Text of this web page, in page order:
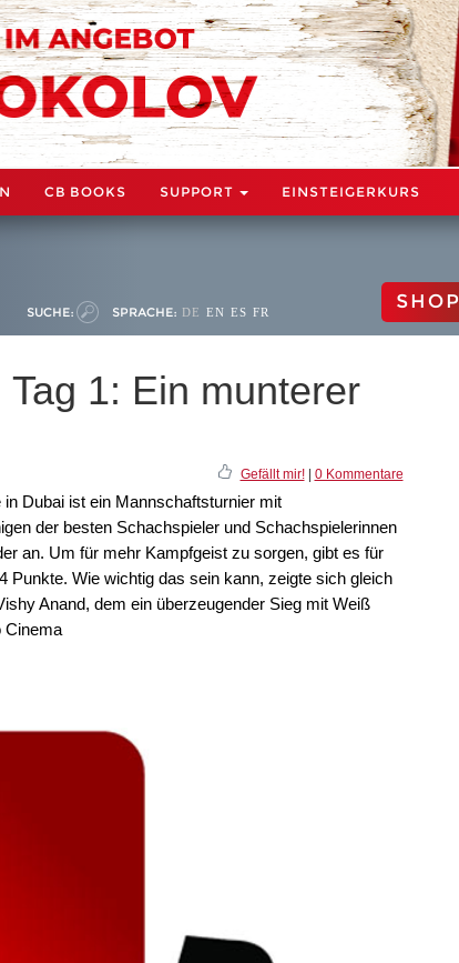
CB BOOKS SUPPORT EINSTEIGERKURS
SUCHE: SPRACHE: DE EN ES FR SHOP
1: Ein munterer
Gefällt mir!| 0 Kommentare
Dubai ist ein Mannschaftsturnier mit
der besten Schachspieler und Schachspielerinnen
an. Um für mehr Kampfgeist zu sorgen, gibt es für
Punkte. Wie wichtig das sein kann, zeigte sich gleich
Anand, dem ein überzeugender Sieg mit Weiß
Cinema